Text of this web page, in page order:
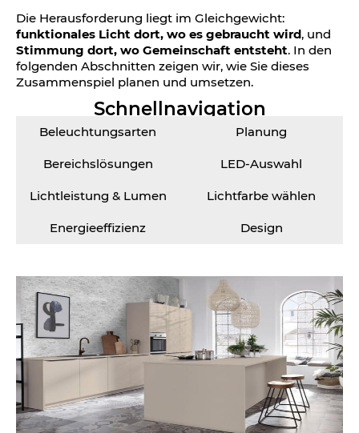
Die Herausforderung liegt im Gleichgewicht:
funktionales Licht dort, wo es gebraucht wird, und
Stimmung dort, wo Gemeinschaft entsteht. In den
folgenden Abschnitten zeigen wir, wie Sie dieses
Zusammenspiel planen und umsetzen.
Schnellnavigation
Beleuchtungs­arten Planung
Bereichs­lösungen LED-Auswahl
Lichtleistung & Lumen Lichtfarbe wählen
Energie­effizienz Design